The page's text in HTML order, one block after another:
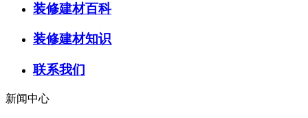
装修建材百科
装修建材知识
联系我们
新闻中心